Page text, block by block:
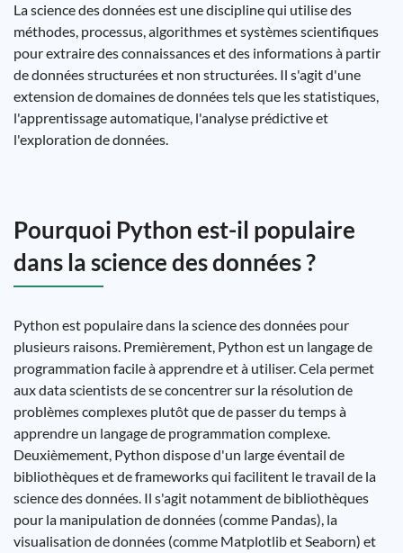
La science des données est une discipline qui utilise des
méthodes, processus, algorithmes et systèmes scientifiques
pour extraire des connaissances et des informations à partir
de données structurées et non structurées. Il s'agit d'une
extension de domaines de données tels que les statistiques,
l'apprentissage automatique, l'analyse prédictive et
l'exploration de données.
Pourquoi Python est-il populaire
dans la science des données ?
Python est populaire dans la science des données pour
plusieurs raisons. Premièrement, Python est un langage de
programmation facile à apprendre et à utiliser. Cela permet
aux data scientists de se concentrer sur la résolution de
problèmes complexes plutôt que de passer du temps à
apprendre un langage de programmation complexe.
Deuxièmement, Python dispose d'un large éventail de
bibliothèques et de frameworks qui facilitent le travail de la
science des données. Il s'agit notamment de bibliothèques
pour la manipulation de données (comme Pandas), la
visualisation de données (comme Matplotlib et Seaborn) et